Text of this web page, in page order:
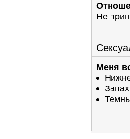
Не
Меня